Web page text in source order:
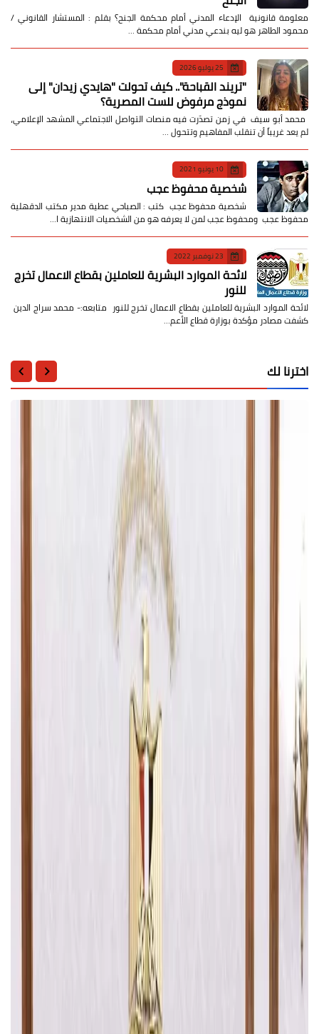
معلومة قانونية الإدعاء المدني أمام محكمة الجنح؟ بقلم : المستشار القانوني /
محمود الطاهر هو ليه بندعي مدني أمام محكمة …
25 يوليو 2026
​"تريند القباحة".. كيف تحولت "هايدي زيدان" إلى
نموذج مرفوض للست المصرية؟
​ محمد أبو سيف ​في زمن تصدّرت فيه منصات التواصل الاجتماعي المشهد الإعلامي،
لم يعد غريباً أن تنقلب المفاهيم وتتحول …
10 يونيو 2021
شخصية محفوظ عجب
شخصية محفوظ عجب كتب : الصباحي عطية مدير مكتب الدقهلية
محفوظ عجب ومحفوظ عجب لمن لا يعرفه هو من الشخصيات الانتهازية ا…
23 نوفمبر 2022
لائحة الموارد البشرية للعاملين بقطاع الاعمال تخرج
للنور
لائحة الموارد البشرية للعاملين بقطاع الاعمال تخرج للنور متابعه:- محمد سراج الدين
كشفت مصادر مؤكدة بوزارة قطاع الأعم…
اخترنا لك